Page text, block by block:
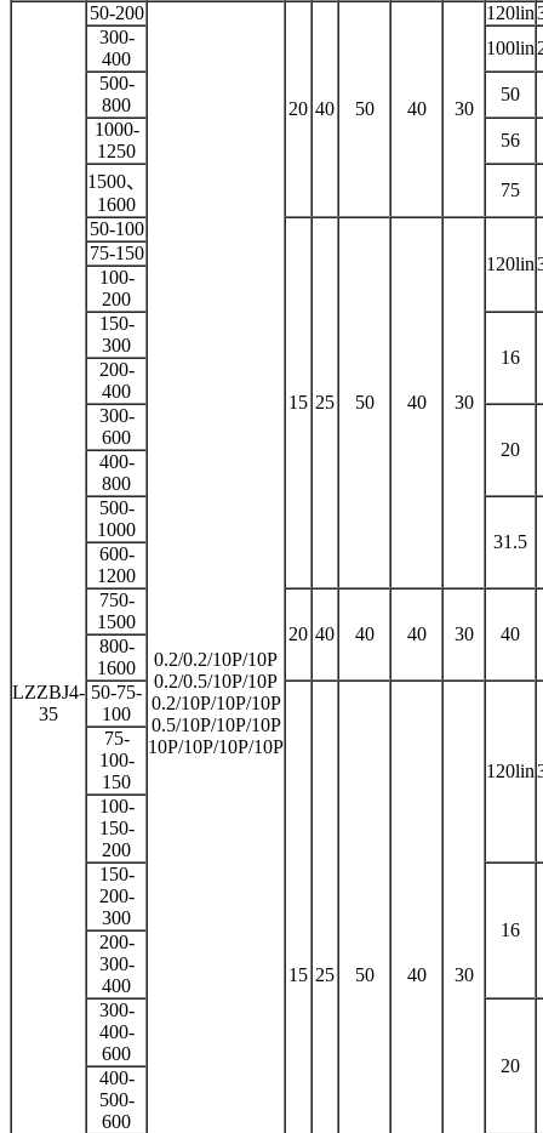
LZZBJ4-
35
50-200
0.2/0.2/10P/10P
0.2/0.5/10P/10P
0.2/10P/10P/10P
0.5/10P/10P/10P
10P/10P/10P/10P
20 40 50 40 30
120lin
300-
400
100lin
500-
800
50
1000-
1250
56
1500、
1600
75
50-100
15 25 50 40 30
120lin
75-150
100-
200
150-
300
16
200-
400
300-
600
20
400-
800
500-
1000
31.5
600-
1200
750-
1500
20 40 40 40 30 40
800-
1600
50-75-
100
15 25 50 40 30
120lin
75-
100-
150
100-
150-
200
150-
200-
300
16
200-
300-
400
300-
400-
600
20
400-
500-
600